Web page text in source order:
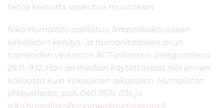
tietoa keinoista sopeutua muutoksiin.
Niko Humalisto osallistuu ilmastokokoukseen
kirkollisten kehitys- ja humanitaarisen avun
toimijoiden verkoston ACT-allianssin delegaatiossa
29.11.-9.12. Hän on median käytettävissä niin ennen
kokousta kuin kokouksen aikanakin. Humaliston
yhteystiedot: puh. 040 7574 036 ja